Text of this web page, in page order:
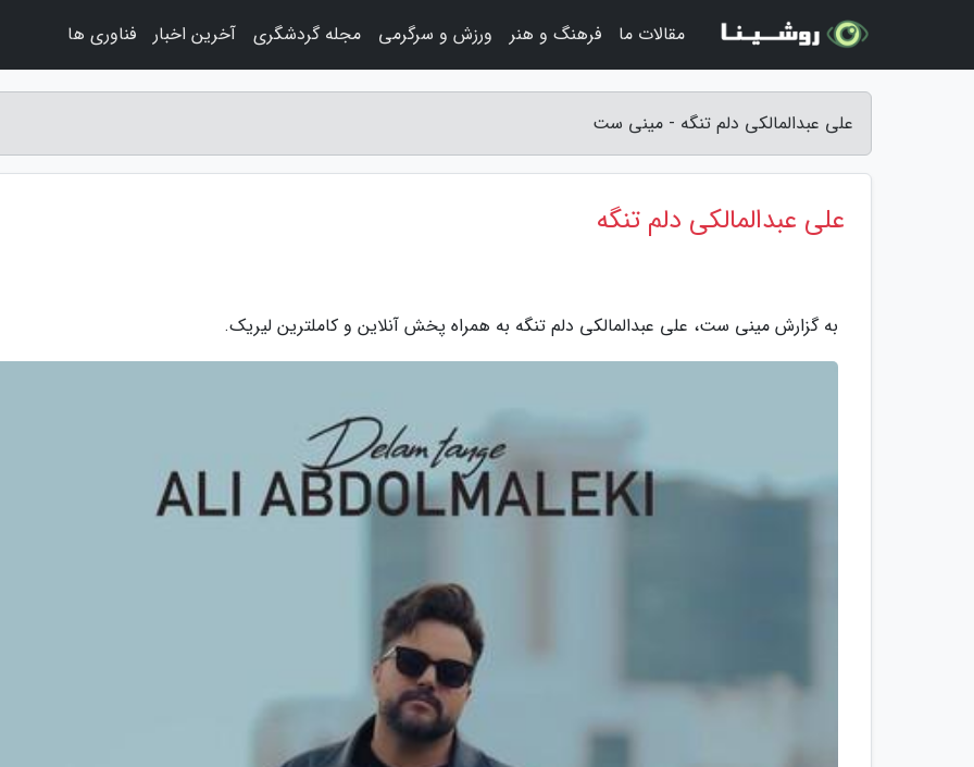
علی عبدالمالکی دلم تنگه - مینی ست
علی عبدالمالکی دلم تنگه
به گزارش مینی ست، علی عبدالمالکی دلم تنگه به همراه پخش آنلاین و کاملترین لیریک.
مقالات ما فرهنگ و هنر ورزش و سرگرمی مجله گردشگری آخرین اخبار فناوری ها